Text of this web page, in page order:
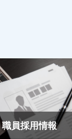
職員採用情報